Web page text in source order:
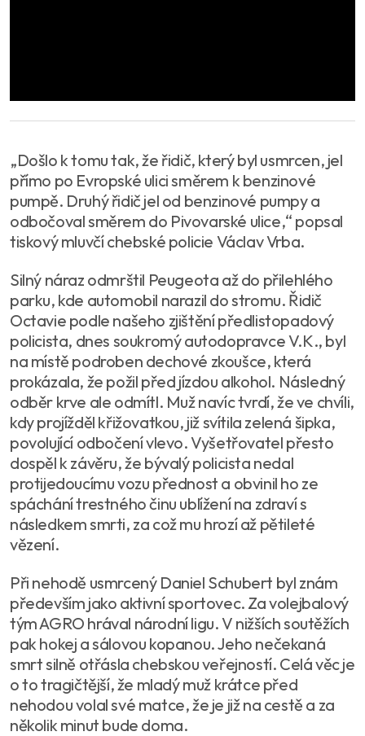
„Došlo k tomu tak, že řidič, který byl usmrcen, jel
přímo po Evropské ulici směrem k benzinové
pumpě. Druhý řidič jel od benzinové pumpy a
odbočoval směrem do Pivovarské ulice,“ popsal
tiskový mluvčí chebské policie Václav Vrba.
Silný náraz odmrštil Peugeota až do přilehlého
parku, kde automobil narazil do stromu. Řidič
Octavie podle našeho zjištění předlistopadový
policista, dnes soukromý autodopravce V.K., byl
na místě podroben dechové zkoušce, která
prokázala, že požil před jízdou alkohol. Následný
odběr krve ale odmítl. Muž navíc tvrdí, že ve chvíli,
kdy projížděl křižovatkou, již svítila zelená šipka,
povolující odbočení vlevo. Vyšetřovatel přesto
dospěl k závěru, že bývalý policista nedal
protijedoucímu vozu přednost a obvinil ho ze
spáchání trestného činu ublížení na zdraví s
následkem smrti, za což mu hrozí až pětileté
vězení.
Při nehodě usmrcený Daniel Schubert byl znám
především jako aktivní sportovec. Za volejbalový
tým AGRO hrával národní ligu. V nižších soutěžích
pak hokej a sálovou kopanou. Jeho nečekaná
smrt silně otřásla chebskou veřejností. Celá věc je
o to tragičtější, že mladý muž krátce před
nehodou volal své matce, že je již na cestě a za
několik minut bude doma.